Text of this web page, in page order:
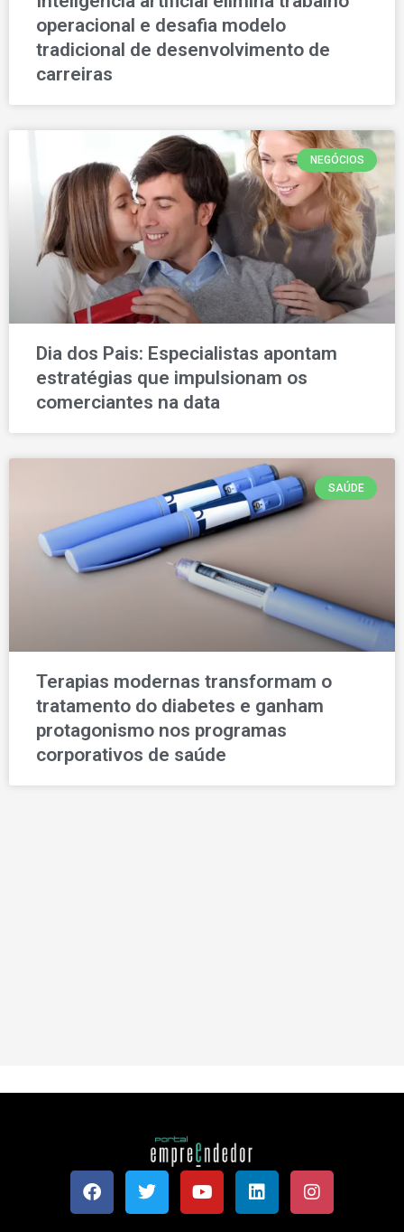
operacional e desafia modelo
tradicional de desenvolvimento de
carreiras
NEGÓCIOS
Dia dos Pais: Especialistas apontam
estratégias que impulsionam os
comerciantes na data
SAÚDE
Terapias modernas transformam o
tratamento do diabetes e ganham
protagonismo nos programas
corporativos de saúde